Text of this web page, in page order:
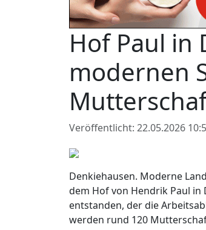
Hof Paul in
modernen
Veröffentlicht: 22.05.2026
Denkiehausen. Moderne
dem Hof von Hendrik Paul in
entstanden, der die
werden rund 120